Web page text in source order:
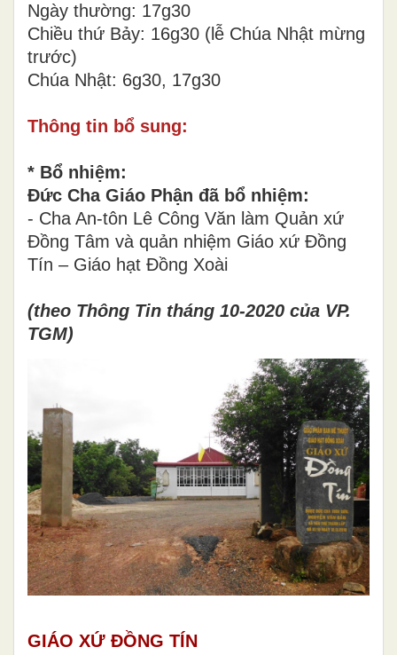
Ngày thường: 17g30
Chiều thứ Bảy: 16g30 (lễ Chúa Nhật mừng
trước)
Chúa Nhật: 6g30, 17g30
Thông tin bổ sung:
* Bổ nhiệm:
Đức Cha Giáo Phận đã bổ nhiệm:
- Cha An-tôn Lê Công Văn làm Quản xứ
Đồng Tâm và quản nhiệm Giáo xứ Đồng
Tín – Giáo hạt Đồng Xoài
(theo Thông Tin tháng 10-2020 của VP.
TGM)
GIÁO XỨ ĐỒNG TÍN